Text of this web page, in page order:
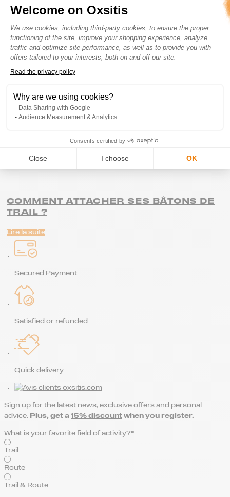
Welcome on Oxsitis
Consent Management Platform:
We use cookies, including third-party cookies, to ensure the proper
functioning of the site, improve your shopping experience, analyze
traffic and optimize site performance, as well as to provide you with
offers tailored to your interests, both on and off our site.
Read the privacy policy
Why are we using cookies?
Data Sharing with Google
Audience Measurement & Analytics
Consents certified by
Close I choose OK
D'AUTRES ARTICLES
SUSCEPTIBLES DE VOUS
INTÉRESSER...
QUEL SAC DE TRAIL CHOISIR ?
Lire la suite
COMMENT ATTACHER SES BÂTONS DE
TRAIL ?
Lire la suite
Secured Payment
Satisfied or refunded
Quick delivery
Sign up for the latest news, exclusive offers and personal
advice. Plus, get a 15% discount when you register.
What is your favorite field of activity?*
Trail
Route
Trail & Route